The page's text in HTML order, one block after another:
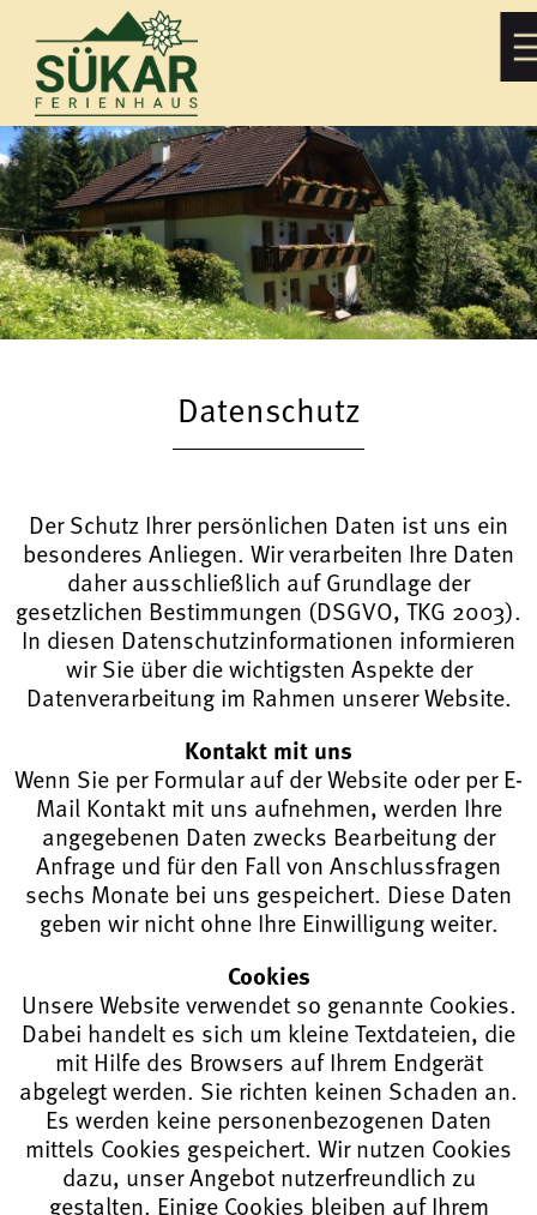
Datenschutz
Der Schutz Ihrer persönlichen Daten ist uns ein
besonderes Anliegen. Wir verarbeiten Ihre Daten
daher ausschließlich auf Grundlage der
gesetzlichen Bestimmungen (DSGVO, TKG 2003).
In diesen Datenschutzinformationen informieren
wir Sie über die wichtigsten Aspekte der
Datenverarbeitung im Rahmen unserer Website.
Kontakt mit uns
Wenn Sie per Formular auf der Website oder per E-
Mail Kontakt mit uns aufnehmen, werden Ihre
angegebenen Daten zwecks Bearbeitung der
Anfrage und für den Fall von Anschlussfragen
sechs Monate bei uns gespeichert. Diese Daten
geben wir nicht ohne Ihre Einwilligung weiter.
Cookies
Unsere Website verwendet so genannte Cookies.
Dabei handelt es sich um kleine Textdateien, die
mit Hilfe des Browsers auf Ihrem Endgerät
abgelegt werden. Sie richten keinen Schaden an.
Es werden keine personenbezogenen Daten
mittels Cookies gespeichert. Wir nutzen Cookies
dazu, unser Angebot nutzerfreundlich zu
gestalten. Einige Cookies bleiben auf Ihrem